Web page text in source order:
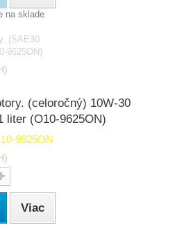
na sklade
(celoročný) 10W-30
liter (O10-9625ON)
9625ON
Viac